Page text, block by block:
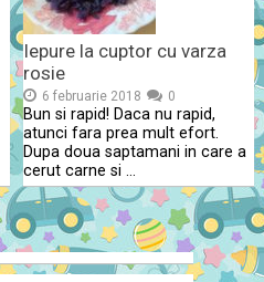
Iepure la cuptor cu varza
rosie
6 februarie 2018 0
Bun si rapid! Daca nu rapid,
atunci fara prea mult efort.
Dupa doua saptamani in care a
cerut carne si …